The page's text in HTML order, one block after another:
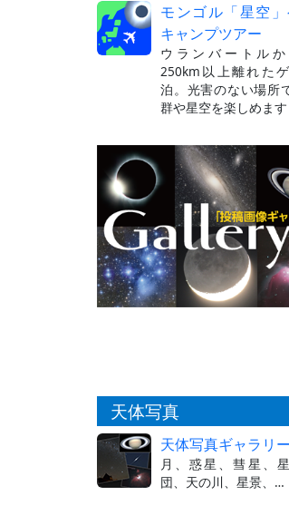
モンゴル「星空」
キャンプツアー
ウランバートル
250km以上離れた
泊。光害のない場所
群や星空を楽しめます
天体写真
天体写真ギャラリー
月、惑星、彗星、
団、天の川、星景、…